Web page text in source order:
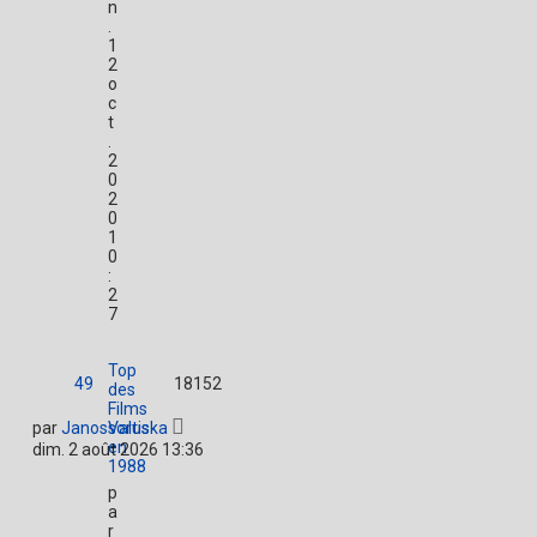
n
1
2
o
c
t
2
0
2
0
1
0
:
2
7
Top
des
Films
sortis
en
1988
p
a
r
49 18152
parJanosValuska
dim. 2 août 2026 13:36